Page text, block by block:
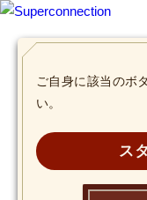
ご自身に該当のボ
い。
ス
INFO